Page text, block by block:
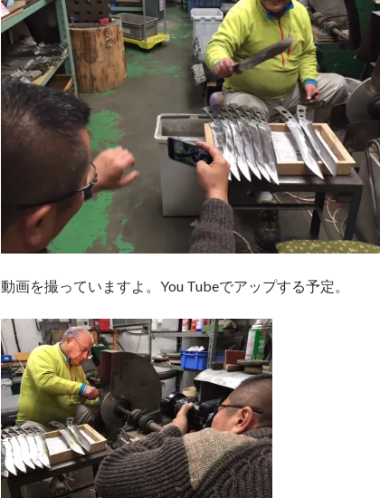
動画を撮っていますよ。You Tubeでアップする予定。